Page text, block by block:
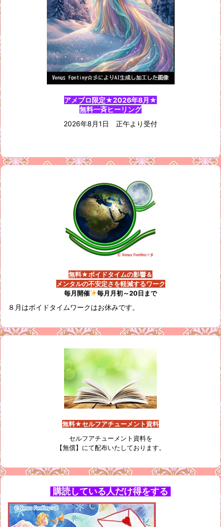
アメブロ限定★2026年8月★
無料一斉ヒーリング
2026年8月1日 正午より受付
無料★ボイドタイムの影響＆
メンタルの不安定さを軽減するワーク
毎月開催
毎月月初～20日まで
８月はボイドタイムワークはお休みです。
無料★セルフアチューメント資料
セルフアチューメント資料を
【無償】にて配布いたしております。
購読している人だけ得をする